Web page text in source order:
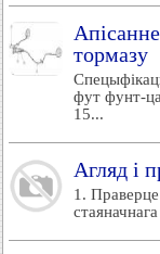
тормазу
фут фунт-
15...
Агляд і
1. Праверце